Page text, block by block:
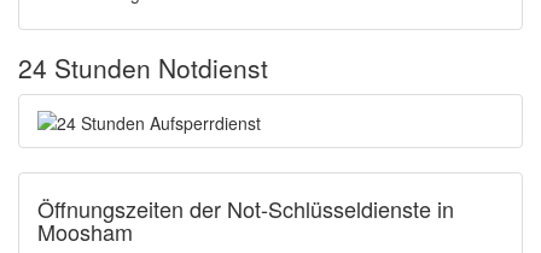
24 Stunden Notdienst
Öffnungszeiten der Not-Schlüsseldienste in
Moosham